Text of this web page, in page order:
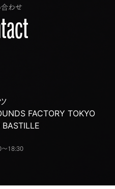
わせ
FACTORY TOKYO
18:30